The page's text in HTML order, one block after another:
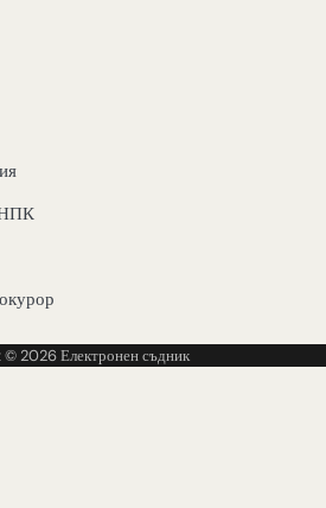
НПК
© 2026Електронен съдник